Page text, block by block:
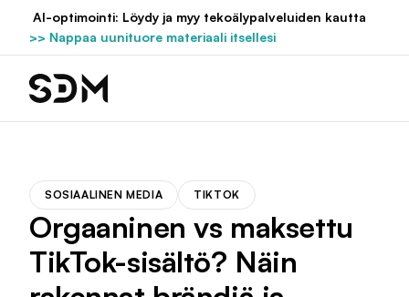
Hyppää
sisältöön
AI-optimointi: Löydy ja myy tekoälypalveluiden kautta
>> Nappaa uunituore materiaali itsellesi
SOSIAALINEN MEDIA TIKTOK
Orgaaninen vs maksettu
TikTok-sisältö? Näin